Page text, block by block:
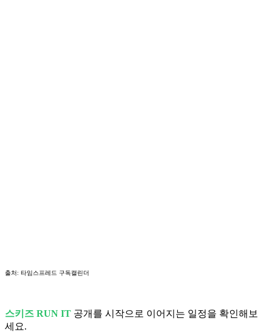
출처: 타임스프레드 구독캘린더
스키즈 RUN IT 공개를 시작으로 이어지는 일정을 확인해보
세요.